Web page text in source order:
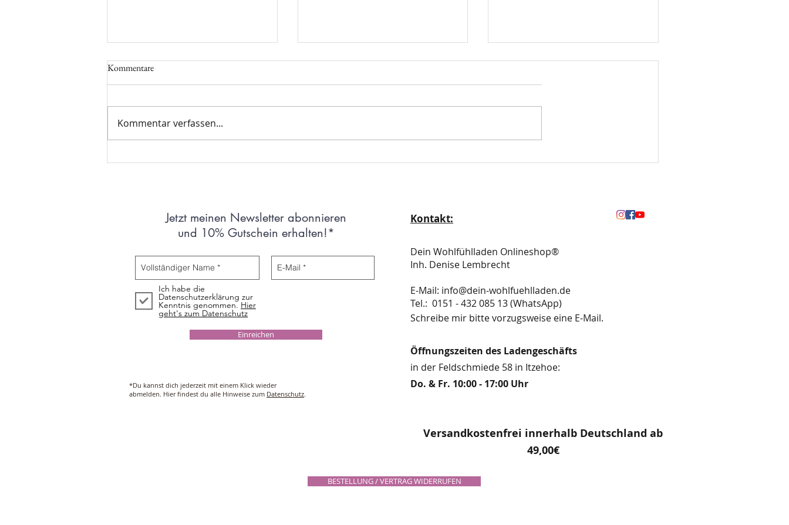
Kommentare
Kommentar verfassen...
Jetzt meinen Newsletter abonnieren
und 10% Gutschein erhalten!*
Ich habe die
Datenschutzerklärung zur
Kenntnis genommen. Hier
geht's zum Datenschutz
Einreichen
*Du kannst dich jederzeit mit einem Klick wieder
abmelden. Hier findest du alle Hinweise zum Datenschutz
Kontakt:
Dein Wohlfühlladen Onlineshop®
Inh. Denise Lembrecht
E-Mail: info@dein-wohlfuehlladen.de
​​​​​​​​​​​​​​​​​​​​Tel.: 0151 - 432 085 13 (WhatsApp)
Schreibe mir bitte vorzugsweise eine E-Mail.
Öffnungszeiten des Ladengeschäfts
in der Feldschmiede 58 in Itzehoe:
Do. & Fr. 10:00 - 17:00 Uhr
Versandkostenfrei innerhalb Deutschland ab
49,00€
BESTELLUNG / VERTRAG WIDERRUFEN